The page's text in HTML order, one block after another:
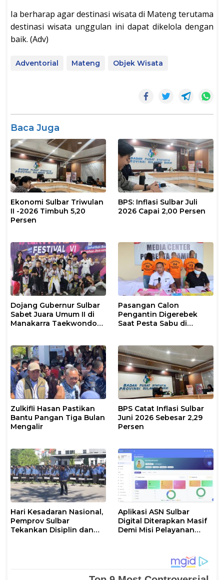
Ia berharap agar destinasi wisata di Mateng terutama
destinasi wisata unggulan ini dapat dikelola dengan
baik. (Adv)
Adventorial Mateng Objek Wisata
Baca Juga
Ekonomi Sulbar Triwulan
II -2026 Timbuh 5,20
Persen
BPS: Inflasi Sulbar Juli
2026 Capai 2,00 Persen
Dojang Gubernur Sulbar
Sabet Juara Umum II di
Manakarra Taekwondo
Pasangan Calon
Pengantin Digerebek
Saat Pesta Sabu di
Zulkifli Hasan Pastikan
Bantu Pangan Tiga Bulan
Mengalir
BPS Catat Inflasi Sulbar
Juni 2026 Sebesar 2,29
Persen
Hari Kesadaran Nasional,
Pemprov Sulbar
Tekankan Disiplin dan
Aplikasi ASN Sulbar
Digital Diterapkan Masif
Demi Misi Pelayanan